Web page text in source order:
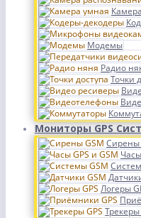
Модемы
Радио
Точки
Мониторы GPS
Сирены
Логеры
Трекеры